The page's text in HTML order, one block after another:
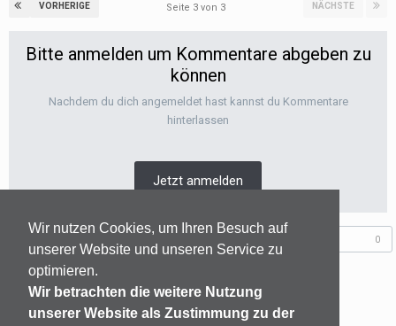
Wir nutzen Cookies, um Ihren Besuch auf
unserer Website und unseren Service zu
optimieren.
Wir betrachten die weitere Nutzung
unserer Website als Zustimmung zu der
VORHERIGE NÄCHSTE
Seite 3 von 3
Bitte anmelden um Kommentare abgeben zu
können
Nachdem du dich angemeldet hast kannst du Kommentare
hinterlassen
Jetzt anmelden
0
GEHE ZUR THEMENÜBERSICHT